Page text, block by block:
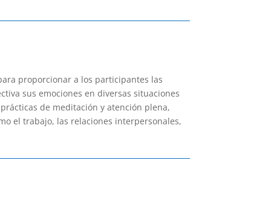
proporcionar a los participantes las
sus emociones en diversas situaciones
de meditación y atención plena,
el trabajo, las relaciones interpersonales,